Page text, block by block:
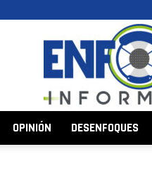
OPINIÓN DESENFOQUES